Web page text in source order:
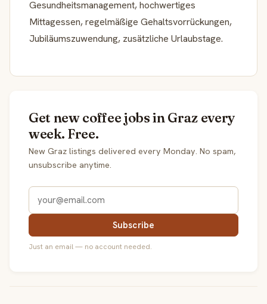
Gesundheitsmanagement, hochwertiges
Mittagessen, regelmäßige Gehaltsvorrückungen,
Jubiläumszuwendung, zusätzliche Urlaubstage.
Get new coffee jobs in Graz every
week. Free.
New Graz listings delivered every Monday. No spam,
unsubscribe anytime.
Subscribe
Just an email — no account needed.